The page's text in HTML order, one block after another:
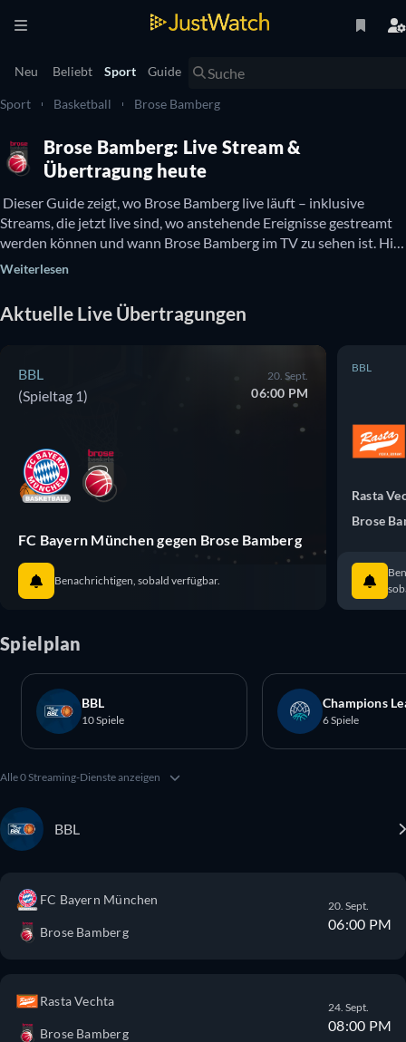
Neu Beliebt Sport Guide
Sport Basketball Brose Bamberg
Brose Bamberg: Live Stream &
Übertragung heute
Dieser Guide zeigt, wo Brose Bamberg live läuft – inklusive
Streams, die jetzt live sind, wo anstehende Ereignisse gestreamt
werden können und wann Brose Bamberg im TV zu sehen ist. Hier
gibt es auch Infos dazu, ob Brose Bamberg kostenlos online zu
Weiterlesen
Aktuelle Live Übertragungen
BBL
(Spieltag 1)
20. Sept.
06:00 PM
FC Bayern München gegen Brose Bamberg
Benachrichtigen, sobald verfügbar.
BBL
Rasta
Brose
Spielplan
BBL
10 Spiele
Champions
6 Spiele
Alle 0 Streaming-Dienste anzeigen
BBL
FC Bayern München
Brose Bamberg
20. Sept.
06:00 PM
Rasta Vechta
Brose Bamberg
24. Sept.
08:00 PM